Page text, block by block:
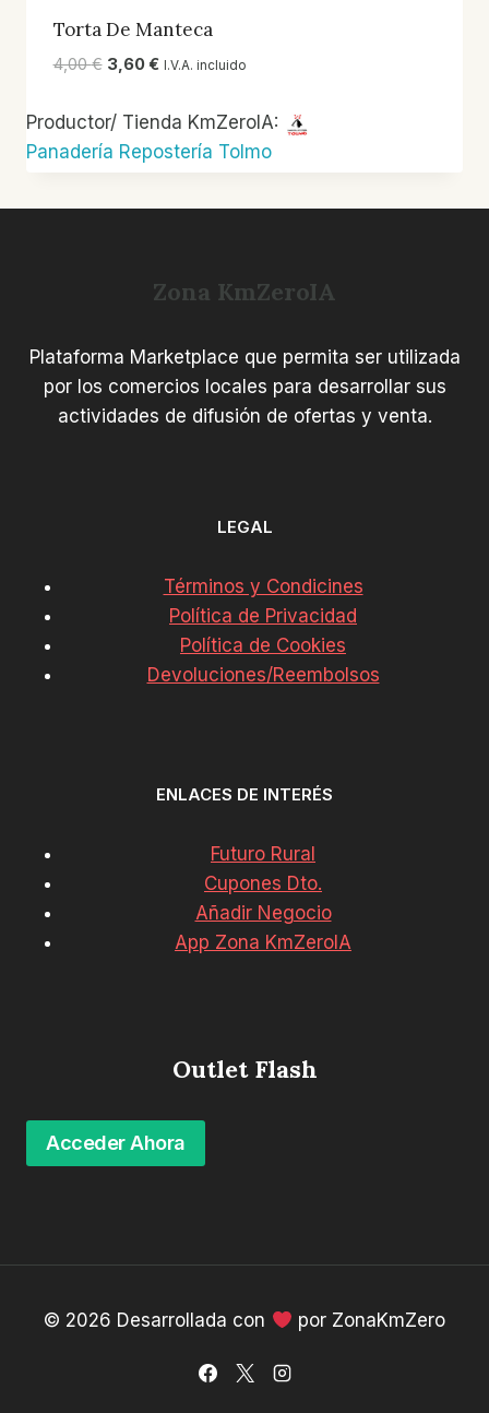
Torta De Manteca
4,00€ El
original
4,00 €.
3,60€El
actual
3,60 €.
I.V.A. incluido
Productor/ Tienda KmZeroIA:
Panadería Repostería Tolmo
Zona KmZeroIA
Plataforma Marketplace que permita ser utilizada
por los comercios locales para desarrollar sus
actividades de difusión de ofertas y venta.
LEGAL
Términos y Condicines
Política de Privacidad
Política de Cookies
Devoluciones/Reembolsos
ENLACES DE INTERÉS
Futuro Rural
Cupones Dto.
Añadir Negocio
App Zona KmZeroIA
Outlet Flash
Acceder Ahora
© 2026 Desarrollada con por ZonaKmZero